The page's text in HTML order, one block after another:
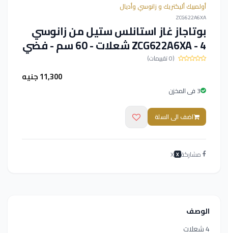
أولمبيك أليكتريك و زانوسي وأديال
ZCG622A6XA
بوتاجاز غاز استانلس ستيل من زانوسي
ZCG622A6XA - 4 شعلات - 60 سم - فضي
(0 تقييمات)
11,300 جنيه
3 فى المخزن
اضف الى السلة
مشاركة X
X
الوصف
4 شعلات